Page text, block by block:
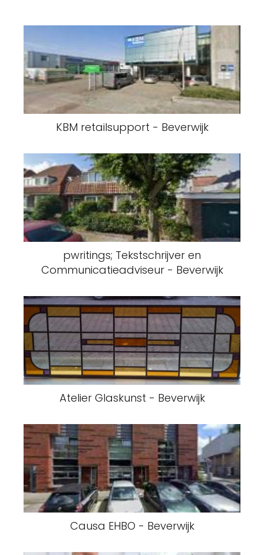
KBM retailsupport - Beverwijk
pwritings; Tekstschrijver en
Communicatieadviseur - Beverwijk
Atelier Glaskunst - Beverwijk
Causa EHBO - Beverwijk